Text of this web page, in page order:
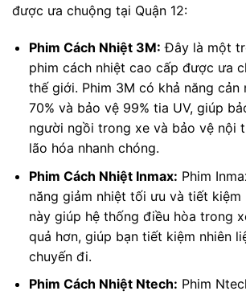
được ưa chuộng tại Quận 12:
Phim Cách Nhiệt 3M: Đây là một
phim cách nhiệt cao cấp được ưa
thế giới. Phim 3M có khả năng cản
70% và bảo vệ 99% tia UV, giúp
người ngồi trong xe và bảo vệ nội
lão hóa nhanh chóng.
Phim Cách Nhiệt Inmax: Phim
năng giảm nhiệt tối ưu và tiết kiệm
này giúp hệ thống điều hòa trong
quả hơn, giúp bạn tiết kiệm nhiên
chuyến đi.
Phim Cách Nhiệt Ntech: Phim